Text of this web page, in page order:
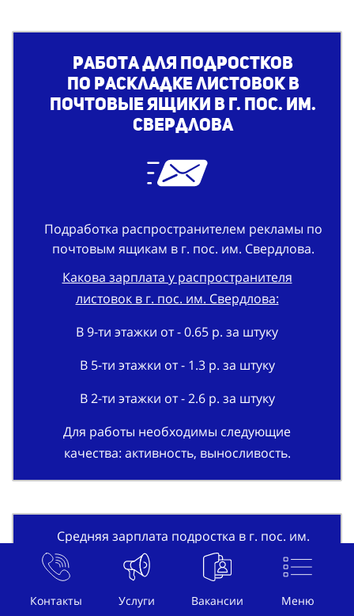
Контакты Услуги Вакансии Меню
Работадля подростков
по раскладке листовок в
почтовые ящики в г. пос. им.
Свердлова
Подработка распространителем рекламы по
почтовым ящикам в г. пос. им. Свердлова.
Какова зарплата у распространителя
листовок в г. пос. им. Свердлова:
В 9-ти этажки от - 0.65 р. за штуку
В 5-ти этажки от - 1.3 р. за штуку
В 2-ти этажки от - 2.6 р. за штуку
Для работы необходимы следующие
качества: активность, выносливость.
Средняя зарплата подростка в г. пос. им.
Свердлова.
От - 200 руб./час.